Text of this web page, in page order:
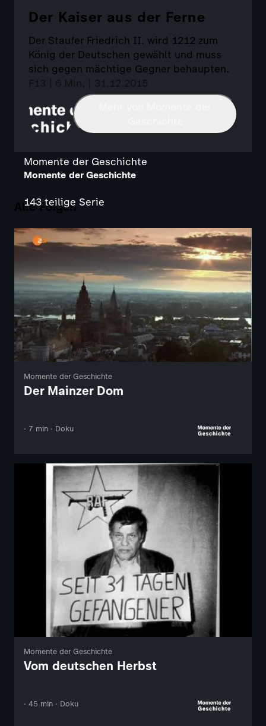
Der Kaiser aus der Ferne
Der Staufer Friedrich II. wird 1212 zum
König der Deutschen gewählt und muss
sich gegen mächtige Gegner behaupten.
F13 | 6 Min. | 31.12.2015
Alle Folgen
Momente der Geschichte
Momente der Geschichte
143 teilige Serie
Momente der Geschichte
Der Mainzer Dom
· 7 min · Doku
Momente der Geschichte
Vom deutschen Herbst
· 45 min · Doku